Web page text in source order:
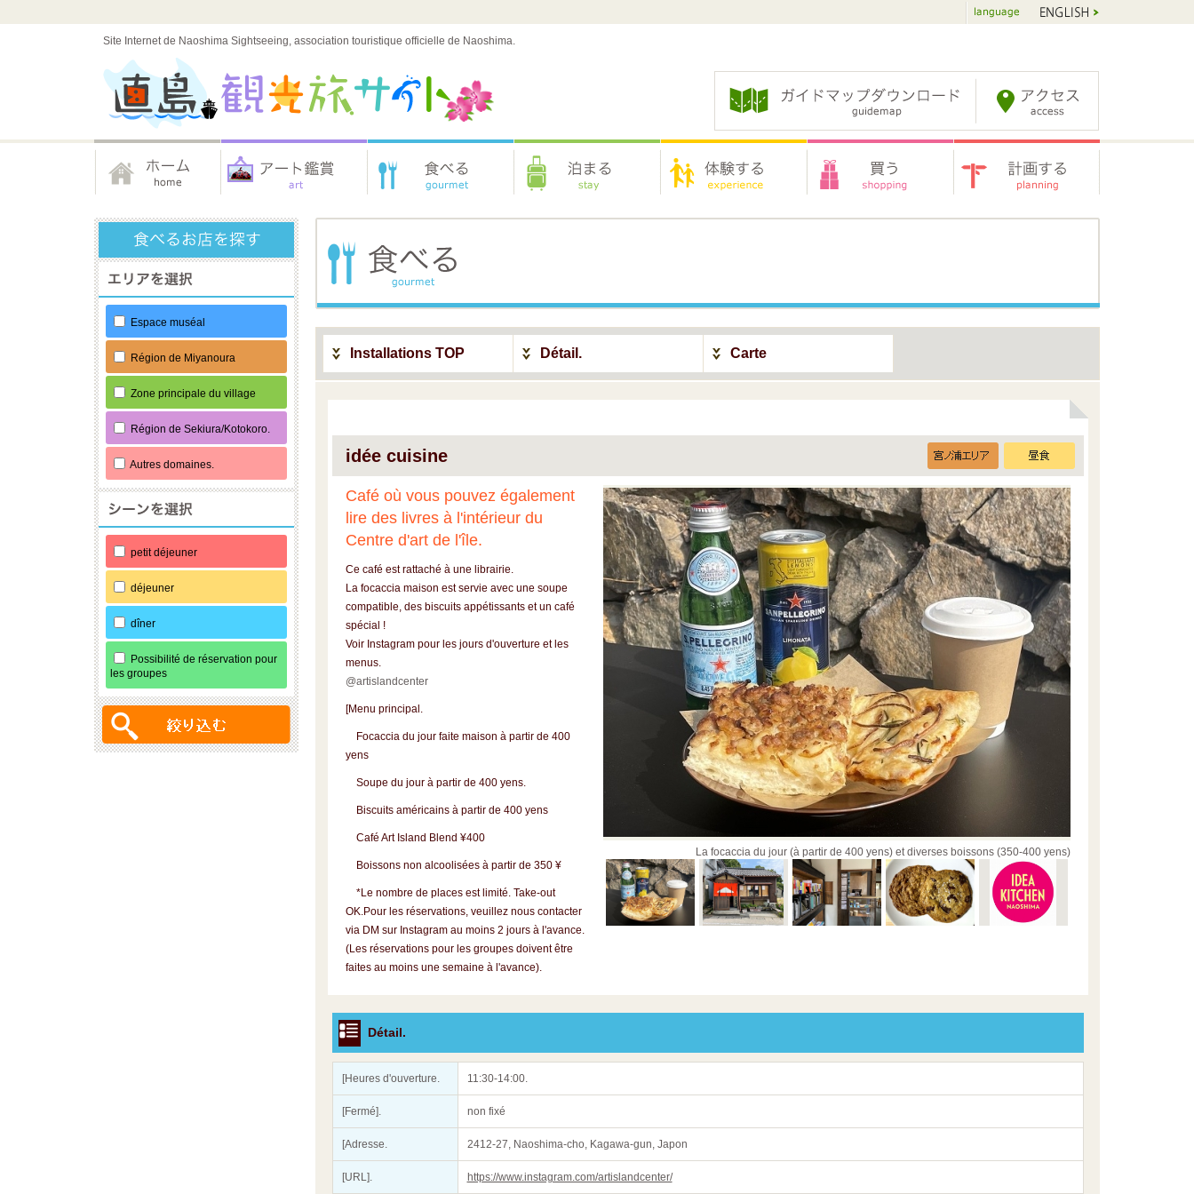
Site Internet de Naoshima Sightseeing, association touristique officielle de Naoshima.
Installations TOP Détail. Carte
idée cuisine
Café où vous pouvez également
lire des livres à l'intérieur du
Centre d'art de l'île.
Ce café est rattaché à une librairie.
La focaccia maison est servie avec une soupe
compatible, des biscuits appétissants et un café
spécial !
Voir Instagram pour les jours d'ouverture et les
menus.
@artislandcenter
[Menu principal.
Focaccia du jour faite maison à partir de 400
yens
Soupe du jour à partir de 400 yens.
Biscuits américains à partir de 400 yens
Café Art Island Blend ¥400
Boissons non alcoolisées à partir de 350 ¥
*Le nombre de places est limité. Take-out
OK.Pour les réservations, veuillez nous contacter
via DM sur Instagram au moins 2 jours à l'avance.
(Les réservations pour les groupes doivent être
faites au moins une semaine à l'avance).
La focaccia du jour (à partir de 400 yens) et diverses boissons (350-400 yens)
Détail.
[Heures d'ouverture. 11:30-14:00.
[Fermé]. non fixé
[Adresse. 2412-27, Naoshima-cho, Kagawa-gun, Japon
[URL]. https://www.instagram.com/artislandcenter/
Espace muséal
Région de Miyanoura
Zone principale du village
Région de Sekiura/Kotokoro.
Autres domaines.
petit déjeuner
déjeuner
dîner
Possibilité de réservation pour
les groupes